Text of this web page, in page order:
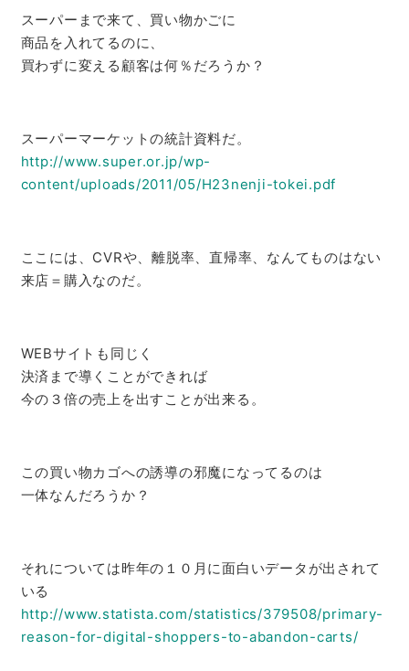
スーパーまで来て、買い物かごに
商品を入れてるのに、
買わずに変える顧客は何％だろうか？
スーパーマーケットの統計資料だ。
http://www.super.or.jp/wp-
content/uploads/2011/05/H23nenji-tokei.pdf
ここには、CVRや、離脱率、直帰率、なんてものはない
来店＝購入なのだ。
WEBサイトも同じく
決済まで導くことができれば
今の３倍の売上を出すことが出来る。
この買い物カゴへの誘導の邪魔になってるのは
一体なんだろうか？
それについては昨年の１０月に面白いデータが出されて
いる
http://www.statista.com/statistics/379508/primary-
reason-for-digital-shoppers-to-abandon-carts/